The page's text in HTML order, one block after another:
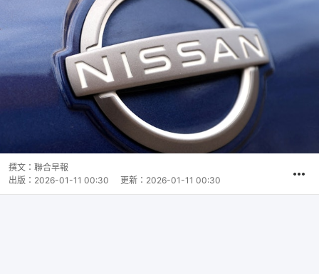
撰文： 聯合早報
出版： 2026-01-11 00:30 更新： 2026-01-11 00:30